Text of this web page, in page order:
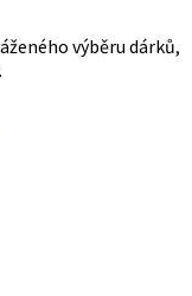
výběru dárků,